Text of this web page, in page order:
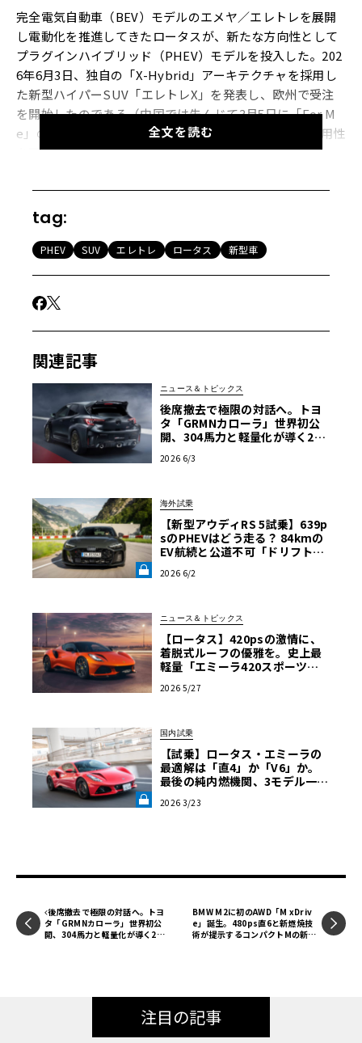
完全電気自動車（BEV）モデルのエメヤ／エレトレを展開
し電動化を推進してきたロータスが、新たな方向性として
プラグインハイブリッド（PHEV）モデルを投入した。202
6年6月3日、独自の「X-Hybrid」アーキテクチャを採用し
た新型ハイパーSUV「エレトレX」を発表し、欧州で受注
を開始したのである（中国では先んじて3月5日に「For M
e」の名で発表）。スーパーカーのパフォーマンスと実用性
を両立し、航続距離の不安を解消した注目のモデルとなっ
【画像19枚】BEV版から最大120kgの軽量化。徹底した合
理主義と先進シャシーを備えた「エレトレX」の全貌はこち
BEVの瞬発力と内燃機関の実用性を融合した「
」
ロータス・グループはロンドンにて2026年6月3日、ブラン
新型ハイパーSUV「エレトレX」を発表した。完全電気自
動車モデル「エレトレ」のラインナップに加わるこのモデ
ルは、BEVのパフォーマンスと内燃機関のサポートを融合
させることで、長距離走行の柔軟性を高めたプラグインハ
に展開してきたロータスにとって、顧客を中心に据えたマ
ルチパワートレインアプローチの一環であり、技術的な限
界を押し広げる重要なモデルとなる。
バッテリーシステムと、それをサポートする150kWの車載
量1974ccの2.0Lターボエンジンだ。このエンジンは主にイ
ンテリジェントな車載発電システムの一部として機能し、
なり、速度やバッテリーの充電状態に応じて純粋なEV走
行、車載発電、ハイブリッドアシストのバランスを最適化
全文を読む
tag:
PHEV SUV エレトレ ロータス 新型車
関連記事
ニュース＆トピックス
後席撤去で極限の対話へ。トヨ
タ「GRMNカローラ」世界初公
開、304馬力と軽量化が導く2シ
2026 6/3
海外試乗
【新型アウディRS 5試乗】639p
sのPHEVはどう走る？ 84kmの
EV航続と公道不可「ドリフトモ
E VOLANT LAB》
2026 6/2
ニュース＆トピックス
【ロータス】420psの激情に、
着脱式ルーフの優雅を。史上最
軽量「エミーラ420スポーツ」
2026 5/27
国内試乗
【試乗】ロータス・エミーラの
最適解は「直4」か「V6」か。
最後の純内燃機関、3モデル一気
ANT LAB》
2026 3/23
後席撤去で極限の対話へ。トヨ
タ「GRMNカローラ」世界初公
開、304馬力と軽量化が導く2シ
BMW M2に初のAWD「M xDriv
e」誕生。480ps直6と新燃焼技
術が提示するコンパクトMの新た
注目の記事